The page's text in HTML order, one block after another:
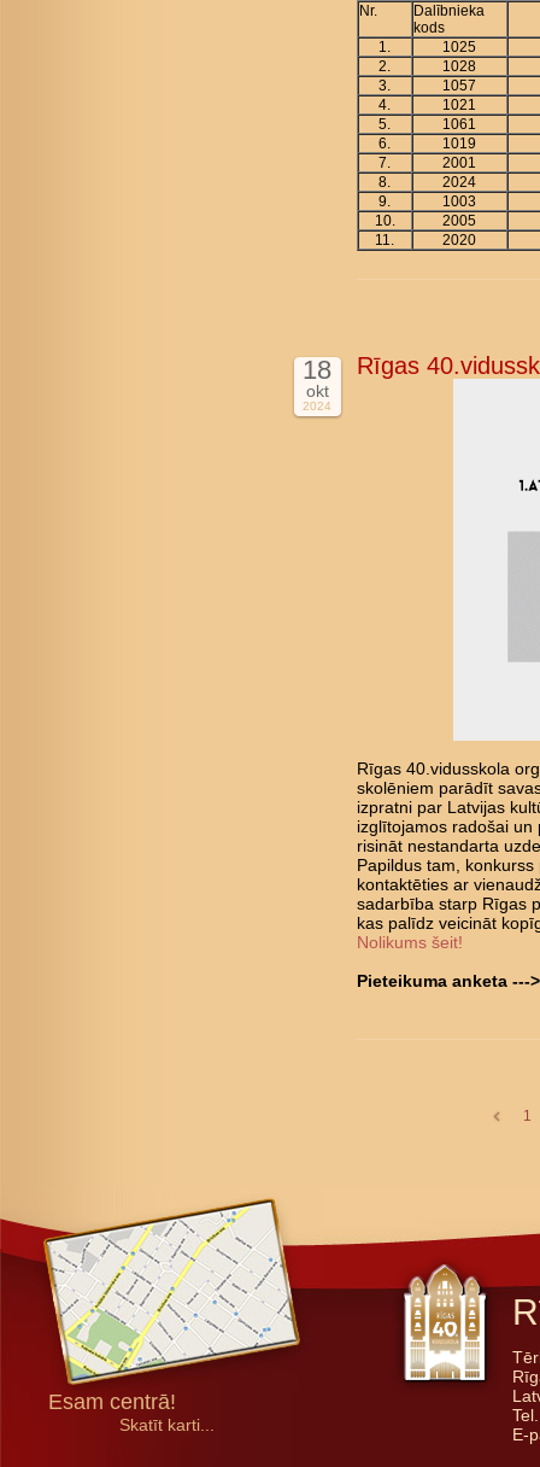
Nr.
Dalībnieka
kods
1.
1025
2.
1028
3.
1057
4.
1021
5.
1061
6.
1019
7.
2001
8.
2024
9.
1003
10.
2005
11.
2020
18
okt
2024
Rīgas
Rīgas 40.vidusskola
skolēniem parādīt
izpratni par Latvijas
izglītojamos radošai
risināt nestandarta
Papildus tam,
kontaktēties ar
sadarbība starp Rīgas
kas palīdz veicināt
Nolikums šeit!
Pieteikuma anketa ---
1
Esam centrā!
Skatīt karti...
E-